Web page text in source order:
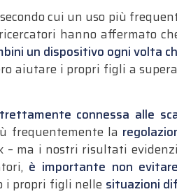
cui un uso più
hanno affermato
un dispositivo ogni volta
aiutare i propri figli a
connessa alle
frequentemente la
– ma i nostri risultati
è importante non
i propri figli nelle situazioni